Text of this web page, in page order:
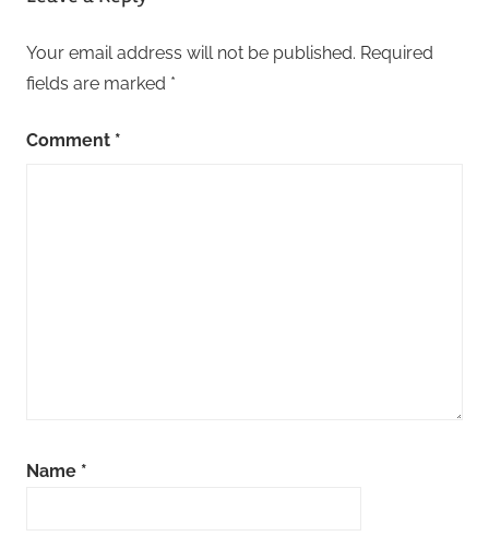
Your email address will not be published. Required
fields are marked *
Comment *
Name *